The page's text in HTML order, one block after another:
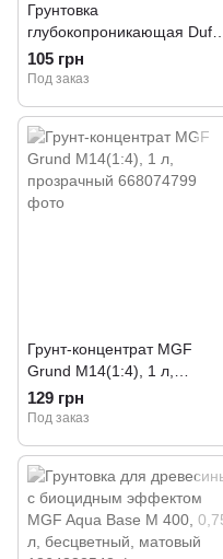
Грунтовка
глубокопроникающая Dufa
Grund, 1 л, прозрачный
105 грн
Под заказ
Грунт-концентрат MGF
Grund M14(1:4), 1 л,
прозрачный
129 грн
Под заказ